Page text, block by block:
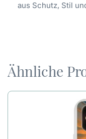
aus Schutz, Stil
Ähnliche